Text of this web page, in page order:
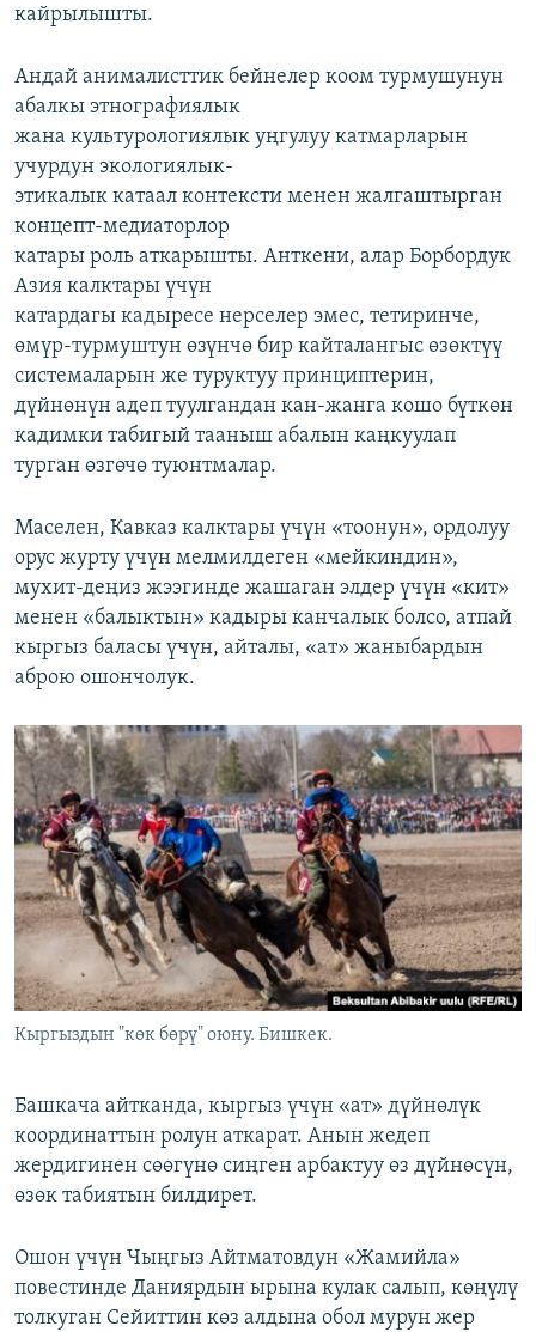
кайрылышты.
Андай анималисттик бейнелер коом турмушунун
абалкы этнографиялык
жана культурологиялык уңгулуу катмарларын
учурдун экологиялык-
этикалык катаал контексти менен жалгаштырган
концепт-медиаторлор
катары роль аткарышты. Анткени, алар Борбордук
Азия калктары үчүн
катардагы кадыресе нерселер эмес, тетиринче,
өмүр-турмуштун өзүнчө бир кайталангыс өзөктүү
системаларын же туруктуу принциптерин,
дүйнөнүн адеп туулгандан кан-жанга кошо бүткөн
кадимки табигый тааныш абалын каңкуулап
турган өзгөчө туюнтмалар.
Маселен, Кавказ калктары үчүн «тоонун», ордолуу
орус журту үчүн мелмилдеген «мейкиндин»,
мухит-деңиз жээгинде жашаган элдер үчүн «кит»
менен «балыктын» кадыры канчалык болсо, атпай
кыргыз баласы үчүн, айталы, «ат» жаныбардын
аброю ошончолук.
Кыргыздын "көк бөрү" оюну. Бишкек.
Башкача айтканда, кыргыз үчүн «ат» дүйнөлүк
координаттын ролун аткарат. Анын жедеп
жердигинен сөөгүнө сиңген арбактуу өз дүйнөсүн,
өзөк табиятын билдирет.
Ошон үчүн Чыңгыз Айтматовдун «Жамийла»
повестинде Даниярдын ырына кулак салып, көңүлү
толкуган Сейиттин көз алдына обол мурун жер